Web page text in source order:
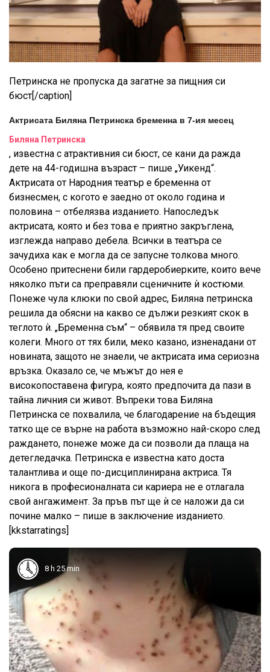
Петринска не пропуска да загатне за пищния си
бюст[/caption]
Актрисата Биляна Петринска бременна в 7-ия месец
Биляна Петринска
, известна с атрактивния си бюст, се кани да ражда
дете на 44-годишна възраст – пише „Уикенд“.
Актрисата от Народния театър е бременна от
бизнесмен, с когото е заедно от около година и
половина – отбелязва изданието. Напоследък
актрисата, която и без това е приятно закръглена,
изглежда направо дебела. Всички в театъра се
зачудиха как е могла да се запусне толкова много.
Особено притеснени били гардеробиерките, които вече
няколко пъти са преправяли сценичните ѝ костюми.
Понеже чула клюки по свой адрес, Биляна петринска
решила да обясни на какво се дължи резкият скок в
теглото ѝ. „Бременна съм“ – обявила тя пред своите
колеги. Много от тях били, меко казано, изненадани от
новината, защото не знаели, че актрисата има сериозна
връзка. Оказало се, че мъжът до нея е
високопоставена фигура, която предпочита да пази в
тайна личния си живот. Въпреки това Биляна
Петринска се похвалила, че благодарение на бъдещия
татко ще се върне на работа възможно най-скоро след
раждането, понеже може да си позволи да плаща на
детегледачка. Петринска е известна като доста
талантлива и още по-дисциплинирана актриса. Тя
никога в професионалната си кариера не е отлагала
свой ангажимент. За пръв път ще ѝ се наложи да си
почине малко – пише в заключение изданието.
[kkstarratings]
8 h 25 min